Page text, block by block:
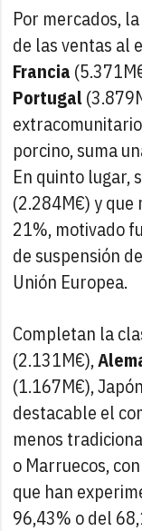
Por mercados,
de las ventas al
Francia
Portugal
porcino, suma
En quinto lugar,
(2.284M€) y
21%, motivado
de suspensión
Unión Europea.
Completan la
(2.131M€),
(1.167M€),
destacable el
menos
o Marruecos,
que han
96,43% o del